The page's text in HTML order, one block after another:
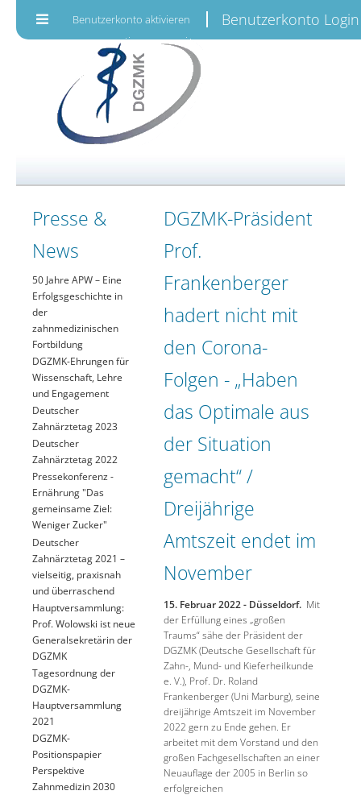
Benutzerkonto aktivieren Benutzerkonto Login
Presse &
News
50 Jahre APW – Eine
Erfolgsgeschichte in
der
zahnmedizinischen
Fortbildung
DGZMK-Ehrungen für
Wissenschaft, Lehre
und Engagement
Deutscher
Zahnärztetag 2023
Deutscher
Zahnärztetag 2022
Pressekonferenz -
Ernährung "Das
gemeinsame Ziel:
Weniger Zucker"
Deutscher
Zahnärztetag 2021 –
vielseitig, praxisnah
und überraschend
Hauptversammlung:
Prof. Wolowski ist neue
Generalsekretärin der
DGZMK
Tagesordnung der
DGZMK-
Hauptversammlung
2021
DGZMK-
Positionspapier
Perspektive
Zahnmedizin 2030
DGZMK-Präsident
Prof.
Frankenberger
hadert nicht mit
den Corona-
Folgen - „Haben
das Optimale aus
der Situation
gemacht“ /
Dreijährige
Amtszeit endet im
November
15. Februar 2022 - Düsseldorf. Mit
der Erfüllung eines „großen
Traums“ sähe der Präsident der
DGZMK (Deutsche Gesellschaft für
Zahn-, Mund- und Kieferheilkunde
e. V.), Prof. Dr. Roland
Frankenberger (Uni Marburg), seine
dreijährige Amtszeit im November
2022 gern zu Ende gehen. Er
arbeitet mit dem Vorstand und den
großen Fachgesellschaften an einer
Neuauflage der 2005 in Berlin so
erfolgreichen